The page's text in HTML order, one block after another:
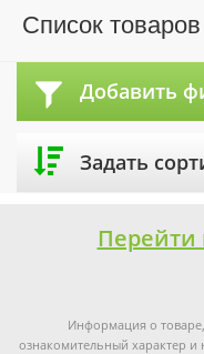
Список товаров
Добавить
Задать
Перейти
Информация о
ознакомительный характер и